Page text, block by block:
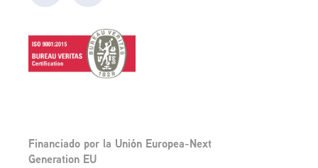
Financiado por la Unión Europea-Next
Generation EU